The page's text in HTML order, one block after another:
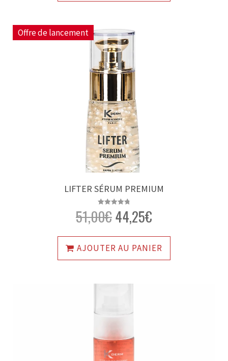
Offre de lancement
LIFTER SÉRUM PREMIUM
Note
4.81
sur 5
51,00€44,25€
AJOUTER AU PANIER